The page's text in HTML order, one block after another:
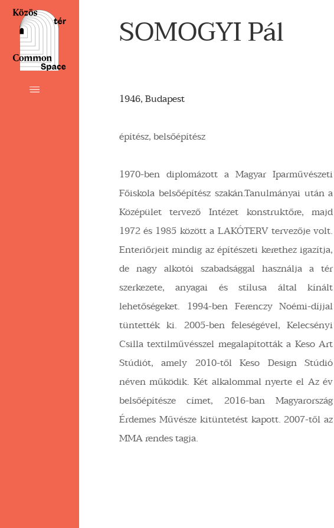
SOMOGYI Pál
1946, Budapest
építész, belsőépítész
1970-ben diplomázott a Magyar Iparművészeti
Főiskola belsőépítész szakán.Tanulmányai után a
Középület tervező Intézet konstruktőre, majd
1972 és 1985 között a LAKÓTERV tervezője volt.
Enteriőrjeit mindig az építészeti kerethez igazítja,
de nagy alkotói szabadsággal használja a tér
szerkezete, anyagai és stílusa által kínált
lehetőségeket. 1994-ben Ferenczy Noémi-díjjal
tüntették ki. 2005-ben feleségével, Kelecsényi
Csilla textilművésszel megalapították a Keso Art
Stúdiót, amely 2010-től Keso Design Stúdió
néven működik. Két alkalommal nyerte el Az év
belsőépítésze címet, 2016-ban Magyarország
Érdemes Művésze kitüntetést kapott. 2007-től az
MMA rendes tagja.